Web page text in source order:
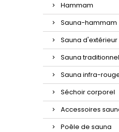
Hammam
Sauna-hammam
Sauna d'extérieur
Sauna traditionnel
Sauna infra-
Séchoir corporel
Accessoires
Poêle de sauna